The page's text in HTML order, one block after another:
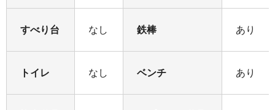
すべり台 なし 鉄棒 あり
トイレ なし ベンチ あり